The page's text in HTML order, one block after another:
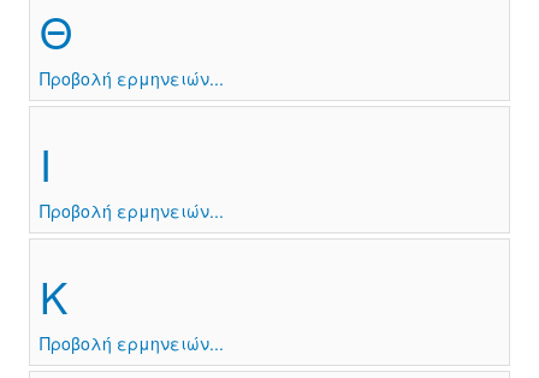
Θ
Προβολή ερμηνειών...
Ι
Προβολή ερμηνειών...
Κ
Προβολή ερμηνειών...